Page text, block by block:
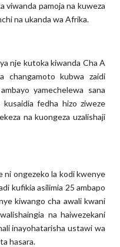
viwanda pamoja na kuweza
na ukanda wa Afrika.
nje kutoka kiwanda Cha A
changamoto kubwa zaidi
yamechelewa sana
kusaidia fedha hizo ziweze
na kuongeza uzalishaji
ni ongezeko la kodi kwenye
kufikia asilimia 25 ambapo
kiwango cha awali kwani
na haiwezekani
inayohatarisha ustawi wa
hasara.